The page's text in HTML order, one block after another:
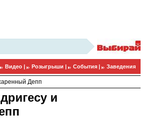
Видео | Розыгрыши | События | Заведения
Депп
и